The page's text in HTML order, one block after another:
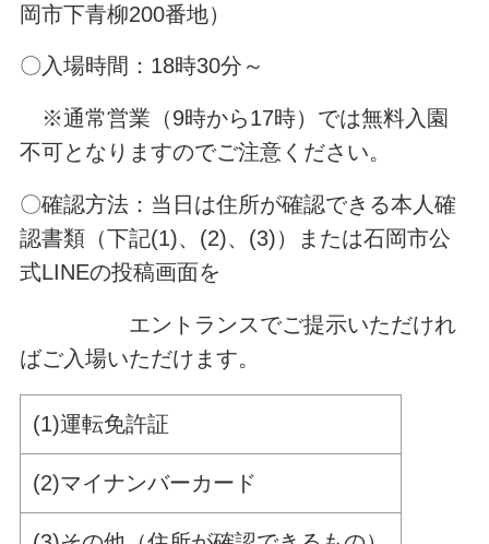
岡市下青柳200番地）
〇入場時間：18時30分～
※通常営業（9時から17時）では無料入園
不可となりますのでご注意ください。
〇確認方法：当日は住所が確認できる本人確
認書類（下記(1)、(2)、(3)）または石岡市公
式LINEの投稿画面を
エントランスでご提示いただけれ
ばご入場いただけます。
(1)運転免許証
(2)マイナンバーカード